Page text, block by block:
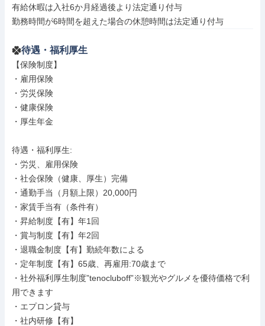
有給休暇は入社6か月経過後より法定通り付与
勤務時間が6時間を超えた場合の休憩時間は法定通り付与
待遇・福利厚生
【保険制度】
・雇用保険
・労災保険
・健康保険
・厚生年金
待遇・福利厚生:
・労災、雇用保険
・社会保険（健康、厚生）完備
・通勤手当（月額上限）20,000円
・家賃手当有（条件有）
・昇給制度【有】年1回
・賞与制度【有】年2回
・退職金制度【有】勤続年数による
・定年制度【有】65歳、再雇用:70歳まで
・社外福利厚生制度”tenocluboff”※観光やグルメを優待価格で利
用できます
・エプロン貸与
・社内研修【有】